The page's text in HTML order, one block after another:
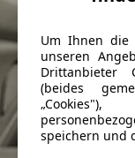
Um Ihnen die
unseren
Drittanbieter
(beides
speichern und